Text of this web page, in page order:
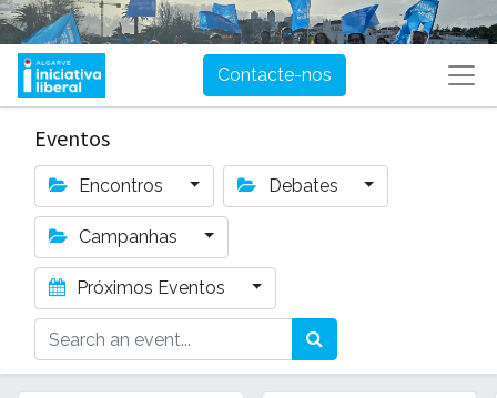
Contacte-nos
Eventos
Encontros Debates
Campanhas
Próximos Eventos